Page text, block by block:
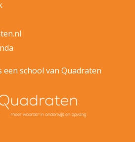
een school van Quadraten